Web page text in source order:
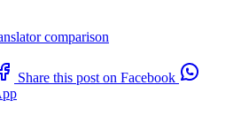
comparison
Share this post on Facebook